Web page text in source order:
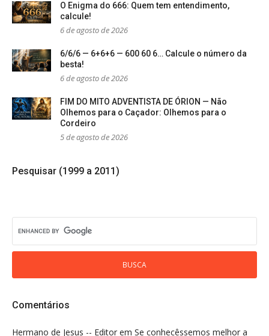
O Enigma do 666: Quem tem entendimento,
calcule!
6 de agosto de 2026
6/6/6 — 6+6+6 — 600 60 6… Calcule o número da
besta!
6 de agosto de 2026
FIM DO MITO ADVENTISTA DE ÓRION — Não
Olhemos para o Caçador: Olhemos para o
Cordeiro
5 de agosto de 2026
Pesquisar (1999 a 2011)
Comentários
Hermano de Jesus -- Editor em Se conhecêssemos melhor a